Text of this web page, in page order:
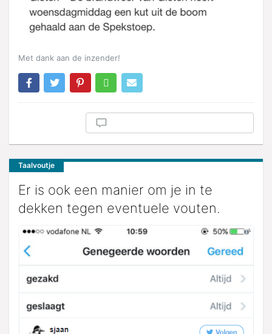
Met dank aan de inzender!
Taalvoutje
Er is ook een manier om je in te
dekken tegen eventuele vouten.